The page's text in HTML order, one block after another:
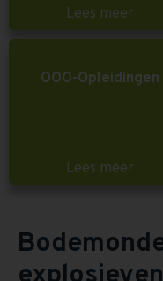
Lees meer
OOO-Opleidingen
Lees meer